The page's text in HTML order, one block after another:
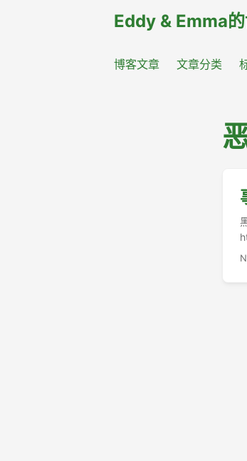
Eddy & Emma
博客文章 文章分类